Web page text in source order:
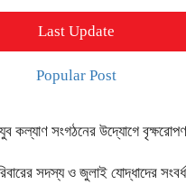
Last Update
Popular Post
কল্যাণ সংগঠনের উদ্যোগে
সদস্য ও জুলাই যোদ্ধাদের